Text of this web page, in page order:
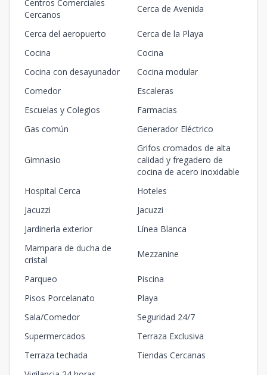
Centros Comerciales
Cercanos
Cerca de Avenida
Cerca del aeropuerto
Cerca de la Playa
Cocina
Cocina
Cocina con desayunador
Cocina modular
Comedor
Escaleras
Escuelas y Colegios
Farmacias
Gas común
Generador Eléctrico
Gimnasio
Grifos cromados de alta
calidad y fregadero de
cocina de acero inoxidable
Hospital Cerca
Hoteles
Jacuzzi
Jacuzzi
Jardinerìa exterior
Línea Blanca
Mampara de ducha de
cristal
Mezzanine
Parqueo
Piscina
Pisos Porcelanato
Playa
Sala/Comedor
Seguridad 24/7
Supermercados
Terraza Exclusiva
Terraza techada
Tiendas Cercanas